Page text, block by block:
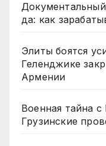
да: как
Элиты боятся
Геленджике
Армении
Военная тайна
Грузинские